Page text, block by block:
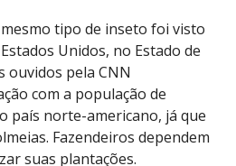
tipo de inseto foi visto
Unidos, no Estado de
ouvidos pela CNN
com a população de
país norte-americano, já que
Fazendeiros dependem
suas plantações.